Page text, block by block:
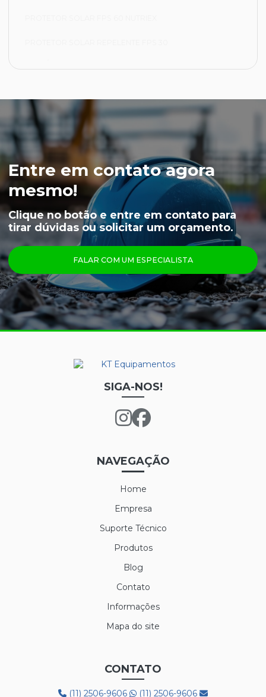
JAPONA FRIGORÍFICA
LUVA NYLON PARA CAMARA FRIA
LUVA VAQUETA TÉRMICA
MEIÃO EM LÃ PARA CAMARA FRIA
CAPUZ PARA CAMARA FRIA
LUVAS
ÓCULOS
PRINCIPAIS PRODUTOS
CALÇA FRIGORÍFICA
CREME NUTRIEX GRUPO 3
GRAFATEX ARAMIDA 1511
LUVA NYLON PARA CAMARA FRIA
LUVA POLIFLEX BRANCA
MEIÃO EM LÃ PARA CAMARA FRIA
PROTETOR AUDITIVO AGENA SPR
BOTA 50C32 FRIG
Entre em contato agora
mesmo!
Clique no botão e entre em contato para
tirar dúvidas ou solicitar um orçamento.
FALAR COM UM ESPECIALISTA
SIGA-NOS!
NAVEGAÇÃO
Home
Empresa
Suporte Técnico
Produtos
Blog
Contato
Informações
Mapa do site
CONTATO
(11) 2506-9606 (11) 2506-9606